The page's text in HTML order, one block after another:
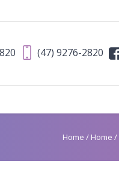
(47) 9276-2820
Home / Home /